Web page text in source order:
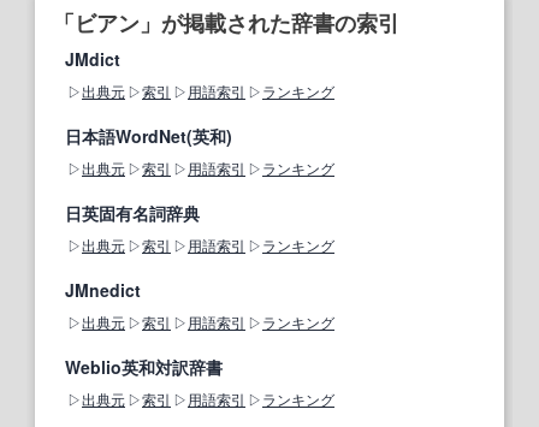
「ビアン」が掲載された辞書の索引
JMdict
出典元 索引 用語索引 ランキング
日本語WordNet(英和)
出典元 索引 用語索引 ランキング
日英固有名詞辞典
出典元 索引 用語索引 ランキング
JMnedict
出典元 索引 用語索引 ランキング
Weblio英和対訳辞書
出典元 索引 用語索引 ランキング